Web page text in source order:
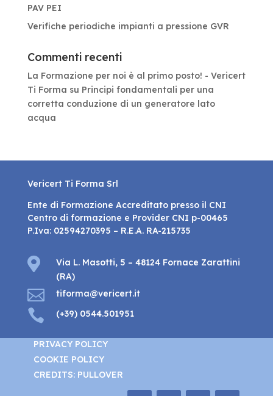
PAV PEI
Verifiche periodiche impianti a pressione GVR
Commenti recenti
La Formazione per noi è al primo posto! - Vericert
Ti Forma su Principi fondamentali per una
corretta conduzione di un generatore lato
acqua
Vericert Ti Forma Srl
Ente di Formazione Accreditato presso il CNI
Centro di formazione e Provider CNI p-00465
P.Iva: 02594270395 – R.E.A. RA-215735

Via L. Masotti, 5 – 48124 Fornace Zarattini
(RA)
 tiforma@vericert.it
 (+39) 0544.501951
PRIVACY POLICY
COOKIE POLICY
CREDITS: PULLOVER